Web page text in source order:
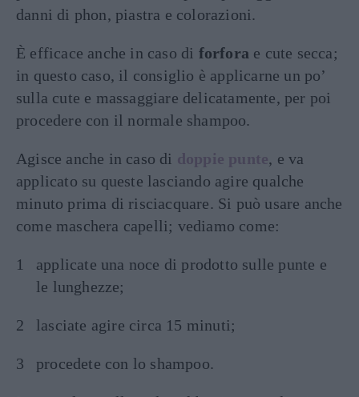
danni di phon, piastra e colorazioni.
È efficace anche in caso di forfora e cute secca;
in questo caso, il consiglio è applicarne un po’
sulla cute e massaggiare delicatamente, per poi
procedere con il normale shampoo.
Agisce anche in caso di doppie punte, e va
applicato su queste lasciando agire qualche
minuto prima di risciacquare. Si può usare anche
come maschera capelli; vediamo come:
applicate una noce di prodotto sulle punte e
le lunghezze;
lasciate agire circa 15 minuti;
procedete con lo shampoo.